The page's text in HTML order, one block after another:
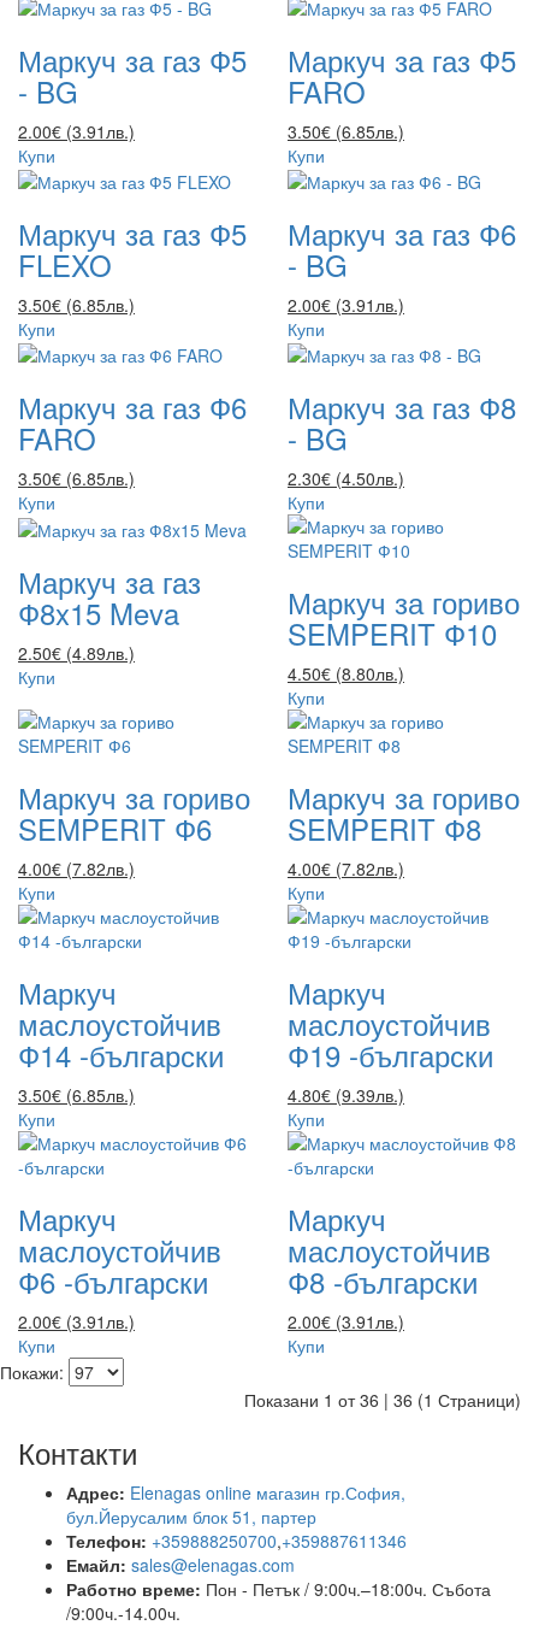
Маркуч за газ Ф5
- BG
2.00€ (3.91лв.)
Купи
Маркуч за газ Ф5
FARO
3.50€ (6.85лв.)
Купи
Маркуч за газ Ф5
FLEXO
3.50€ (6.85лв.)
Купи
Маркуч за газ Ф6
- BG
2.00€ (3.91лв.)
Купи
Маркуч за газ Ф6
FARO
3.50€ (6.85лв.)
Купи
Маркуч за газ Ф8
- BG
2.30€ (4.50лв.)
Купи
Маркуч за газ
Ф8x15 Meva
2.50€ (4.89лв.)
Купи
Маркуч за гориво
SEMPERIT Ф10
4.50€ (8.80лв.)
Купи
Маркуч за гориво
SEMPERIT Ф6
4.00€ (7.82лв.)
Купи
Маркуч за гориво
SEMPERIT Ф8
4.00€ (7.82лв.)
Купи
Маркуч
маслоустойчив
Ф14 -български
3.50€ (6.85лв.)
Купи
Маркуч
маслоустойчив
Ф19 -български
4.80€ (9.39лв.)
Купи
Маркуч
маслоустойчив
Ф6 -български
2.00€ (3.91лв.)
Купи
Маркуч
маслоустойчив
Ф8 -български
2.00€ (3.91лв.)
Купи
Покажи:
Показани 1 от 36 | 36 (1 Страници)
Контакти
Адрес: Elenagas online магазин гр.София,
бул.Йерусалим блок 51, партер
Телефон: +359888250700,+359887611346
Емайл: sales@elenagas.com
Работно време: Пон - Петък / 9:00ч.–18:00ч. Събота
/9:00ч.-14.00ч.